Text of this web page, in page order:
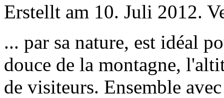
Erstellt am 10. Juli 2012.
... par sa nature, est idéal
douce de la montagne,
de visiteurs. Ensemble